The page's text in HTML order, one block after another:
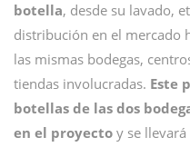
botella, desde su lavado,
distribución en el mercado
las mismas bodegas,
tiendas involucradas. Este
botellas de las dos
en el proyecto y se